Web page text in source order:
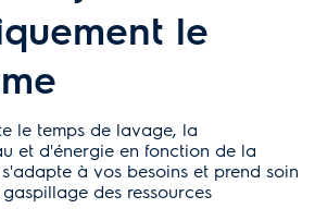
le
le temps de lavage, la
et d'énergie en fonction de la
à vos besoins et prend soin
des ressources